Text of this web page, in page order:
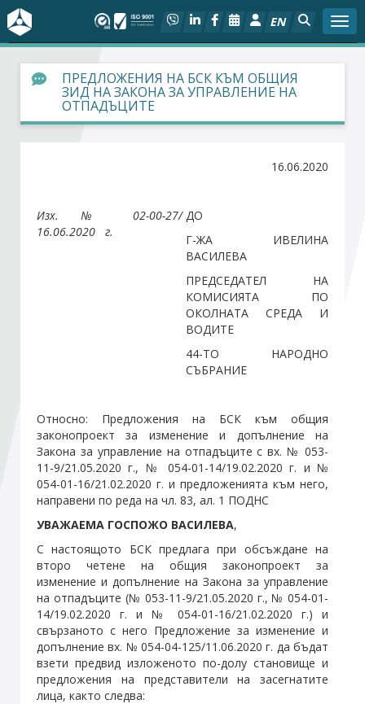
EN
За БСК
На фокус
Дейности
Абонирайте се!
ПРЕДЛОЖЕНИЯ НА БСК КЪМ ОБЩИЯ
ЗИД НА ЗАКОНА ЗА УПРАВЛЕНИЕ НА
ОТПАДЪЦИТЕ
16.06.2020
Изх. № 02-00-27/
16.06.2020
г.
ДО
Г-ЖА ИВЕЛИНА
ВАСИЛЕВА
ПРЕДСЕДАТЕЛ НА
КОМИСИЯТА ПО
ОКОЛНАТА СРЕДА И
ВОДИТЕ
44-ТО НАРОДНО
СЪБРАНИЕ
Относно: Предложения на БСК към общия
законопроект за изменение и допълнение на
Закона за управление на отпадъците с вх. № 053-
11-9/21.05.2020 г., № 054-01-14/19.02.2020 г. и №
054-01-16/21.02.2020 г. и предложенията към него,
направени по реда на чл. 83, ал. 1 ПОДНС
УВАЖАЕМА ГОСПОЖО ВАСИЛЕВА,
С настоящото БСК предлага при обсъждане на
второ четене на общия законопроект за
изменение и допълнение на Закона за управление
на отпадъците (№ 053-11-9/21.05.2020 г., № 054-01-
14/19.02.2020 г. и № 054-01-16/21.02.2020 г.) и
свързаното с него Предложение за изменение и
допълнение вх. № 054-04-125/11.06.2020 г. да бъдат
взети предвид изложеното по-долу становище и
предложения на представители на засегнатите
лица, както следва: